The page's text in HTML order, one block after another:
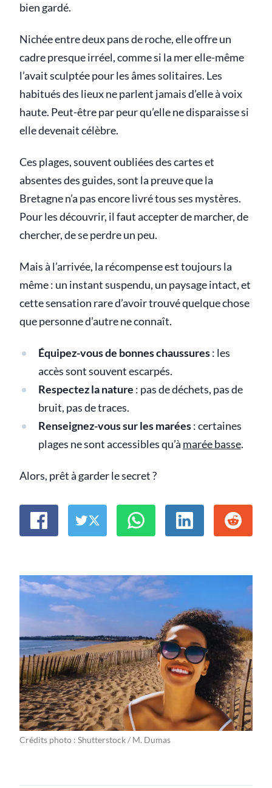
bien gardé.
Nichée entre deux pans de roche, elle offre un
cadre presque irréel, comme si la mer elle-même
l’avait sculptée pour les âmes solitaires. Les
habitués des lieux ne parlent jamais d’elle à voix
haute. Peut-être par peur qu’elle ne disparaisse si
elle devenait célèbre.
Ces plages, souvent oubliées des cartes et
absentes des guides, sont la preuve que la
Bretagne n’a pas encore livré tous ses mystères.
Pour les découvrir, il faut accepter de marcher, de
chercher, de se perdre un peu.
Mais à l’arrivée, la récompense est toujours la
même : un instant suspendu, un paysage intact, et
cette sensation rare d’avoir trouvé quelque chose
que personne d’autre ne connaît.
Équipez-vous de bonnes chaussures: les
accès sont souvent escarpés.
Respectez la nature : pas de déchets, pas de
bruit, pas de traces.
Renseignez-vous sur les marées: certaines
plages ne sont accessibles qu’à marée basse.
Alors, prêt à garder le secret ?
Crédits photo : Shutterstock / M. Dumas